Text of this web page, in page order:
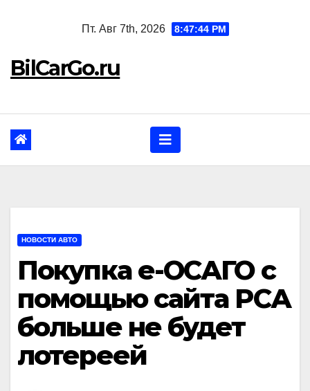
Пт. Авг 7th, 2026 8:47:45 PM
BilCarGo.ru
НОВОСТИ АВТО
Покупка е-ОСАГО с
помощью сайта РСА
больше не будет
лотереей